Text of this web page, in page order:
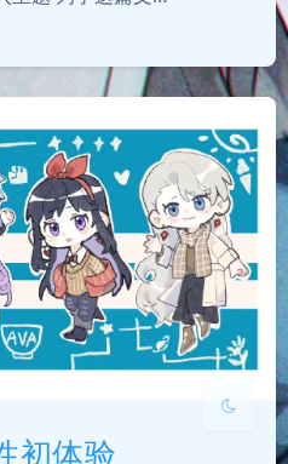
Sans Serif Serif
浅阴影 深阴影
闭 日落 暗化 灰度
初体验